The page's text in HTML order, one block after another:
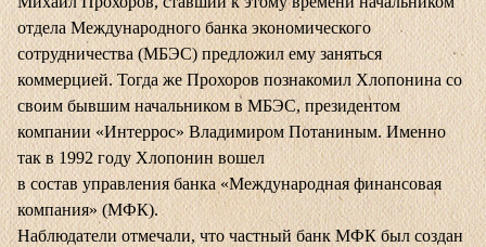
отдела Международного банка экономического
сотрудничества (МБЭС) предложил ему заняться
коммерцией. Тогда же Прохоров познакомил Хлопонина со
своим бывшим начальником в МБЭС, президентом
компании «Интеррос» Владимиром Потаниным. Именно
так в 1992 году Хлопонин вошел
в состав управления банка «Международная финансовая
компания» (МФК).
Наблюдатели отмечали, что частный банк МФК был создан